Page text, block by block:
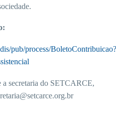
pub/process/BoletoContribuicao?
a secretaria do SETCARCE,